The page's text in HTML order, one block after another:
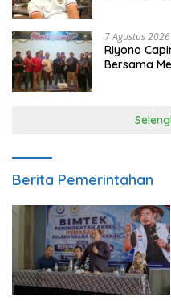
7 Agustus 2026
Riyono
Bersama
Berita Pemerintahan